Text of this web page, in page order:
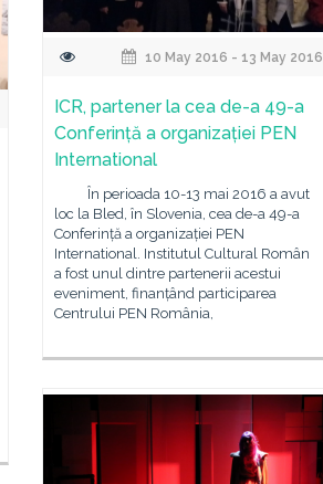
10 May 2016 - 13 May 2016
ICR, partener la cea de-a 49-a
Conferință a organizației PEN
International
În perioada 10-13 mai 2016 a avut
loc la Bled, în Slovenia, cea de-a 49-a
Conferință a organizației PEN
International. Institutul Cultural Român
a fost unul dintre partenerii acestui
eveniment, finanțând participarea
Centrului PEN România,